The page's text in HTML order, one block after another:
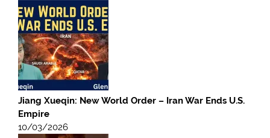
Jiang Xueqin: New World Order – Iran War Ends U.S.
Empire
10/03/2026